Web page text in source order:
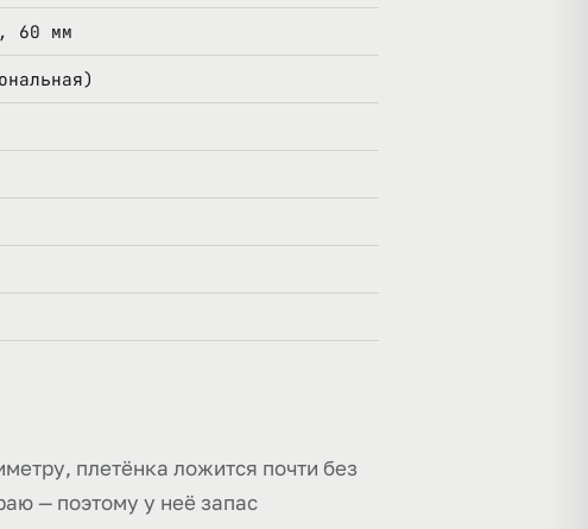
60 мм
плетёнка ложится почти без
— поэтому у неё запас